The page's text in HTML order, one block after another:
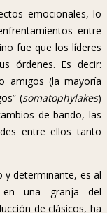
emocionales, lo
entre
fue que los líderes
órdenes. Es decir:
amigos (la mayoría
(somatophylakes)
de bando, las
entre ellos tanto
y determinante, es al
en una granja del
de clásicos, ha